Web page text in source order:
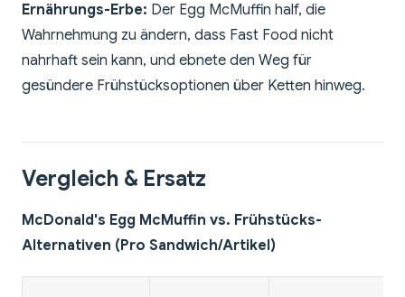
Ernährungs-Erbe: Der Egg McMuffin half, die
Wahrnehmung zu ändern, dass Fast Food nicht
nahrhaft sein kann, und ebnete den Weg für
gesündere Frühstücksoptionen über Ketten hinweg.
Vergleich & Ersatz
McDonald's Egg McMuffin vs. Frühstücks-
Alternativen (Pro Sandwich/Artikel)